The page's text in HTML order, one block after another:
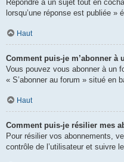
Répondre à un sujet tout en
lorsqu’une réponse est publiée
Haut
Comment puis-je m’abonner à
Vous pouvez vous abonner à un
« S’abonner au forum » situé en
Haut
Comment puis-je résilier mes
Pour résilier vos abonnements,
contrôle de l’utilisateur et suivre